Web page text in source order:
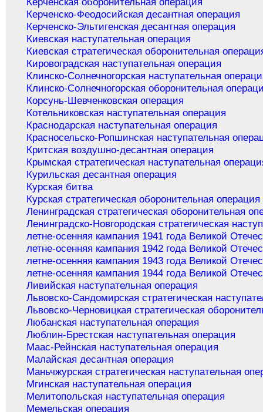
Керченско-Феодосийская десантная операция
Керченско-Эльтигенская десантная операция
Киевская наступательная операция
Киевская стратегическая оборонительная
Кировоградская наступательная операция
Клинско-Солнечногорская наступательная
Клинско-Солнечногорская оборонительная
Корсунь-Шевченковская операция
Котельниковская наступательная операция
Краснодарская наступательная операция
Красносельско-Ропшинская наступательная
Критская воздушно-десантная операция
Крымская стратегическая наступательная
Курильская десантная операция
Курская битва
Курская стратегическая оборонительная операция
Ленинградская стратегическая оборонительная
Ленинградско-Новгородская стратегическая
летне-осенняя кампания 1941 года Великой
летне-осенняя кампания 1942 года Великой
летне-осенняя кампания 1943 года Великой
летне-осенняя кампания 1944 года Великой
Ливийская наступательная операция
Львовско-Сандомирская стратегическая
Львовско-Черновицкая стратегическая
Любанская наступательная операция
Люблин-Брестская наступательная операция
Маас-Рейнская наступательная операция
Малайская десантная операция
Маньчжурская стратегическая наступательная
Мгинская наступательная операция
Мелитопольская наступательная операция
Мемельская операция